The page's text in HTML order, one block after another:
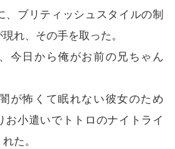
、ブリティッシュスタイルの制
れ、その手を取った。
今日から俺がお前の兄ちゃん
が怖くて眠れない彼女のため
お小遣いでトトロのナイトライ
た。